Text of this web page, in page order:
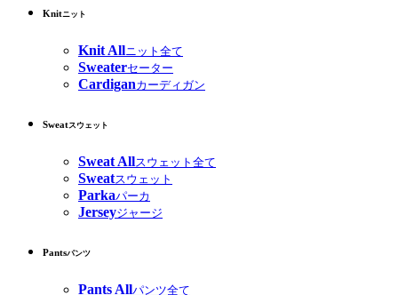
Knitニット
Knit Allニット全て
Sweaterセーター
Cardiganカーディガン
Sweatスウェット
Sweat Allスウェット全て
Sweatスウェット
Parkaパーカ
Jerseyジャージ
Pantsパンツ
Pants Allパンツ全て